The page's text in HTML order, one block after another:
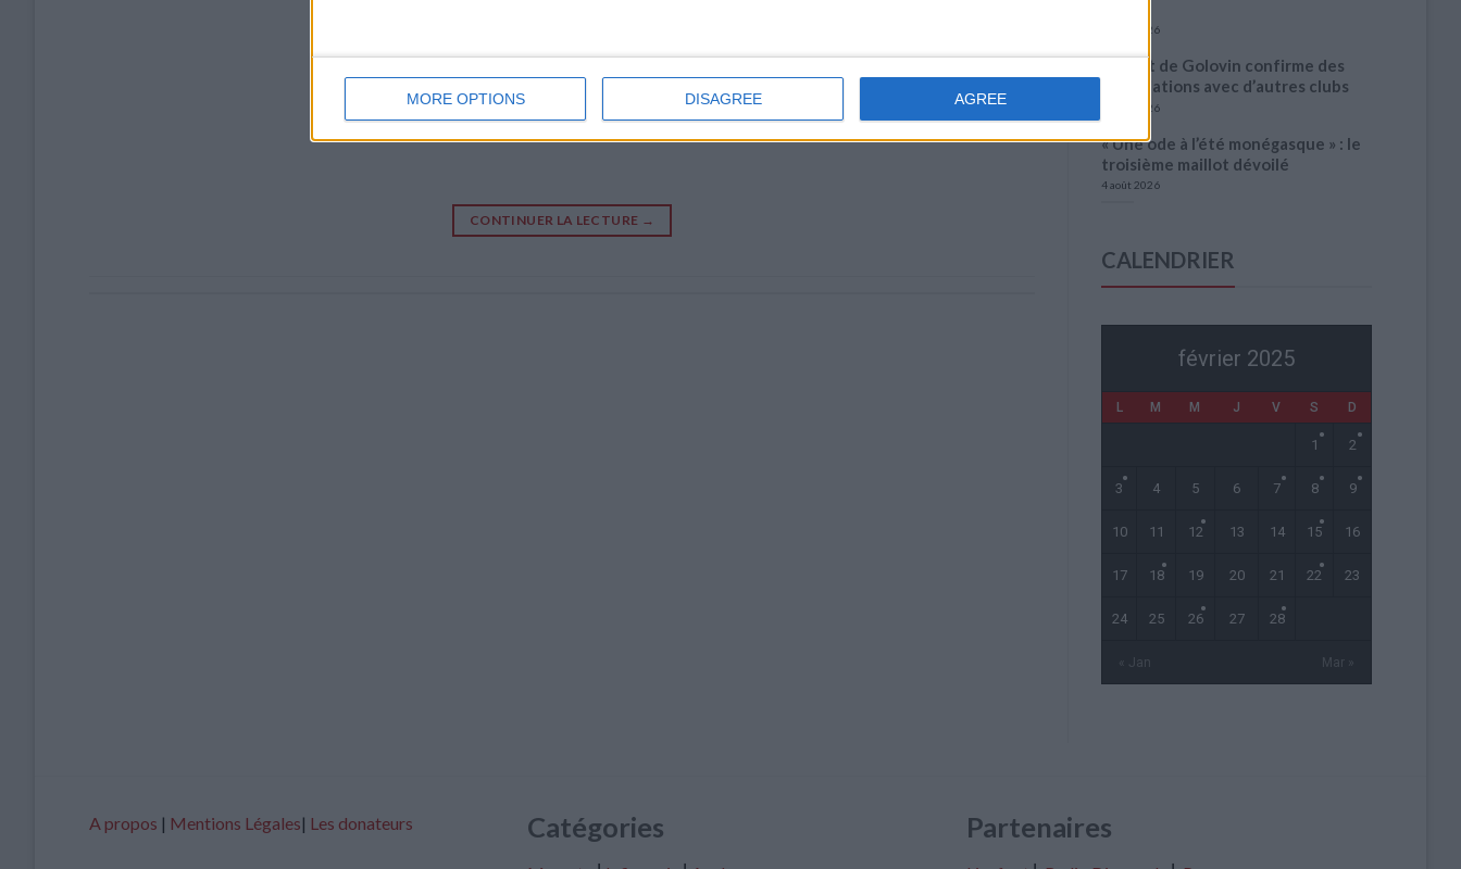
MORE OPTIONS DISAGREE AGREE
CONTINUER LA LECTURE →
5 août 2026
L’agent de Golovin confirme des
négociations avec d’autres clubs
4 août 2026
« Une ode à l’été monégasque » : le
troisième maillot dévoilé
4 août 2026
CALENDRIER
février 2025
L M M J V S D
« Jan Mar »
1 2
3 4 5 6 7 8 9
10 11 12 13 14 15 16
17 18 19 20 21 22 23
24 25 26 27 28
A propos | Mentions Légales| Les donateurs Catégories Partenaires